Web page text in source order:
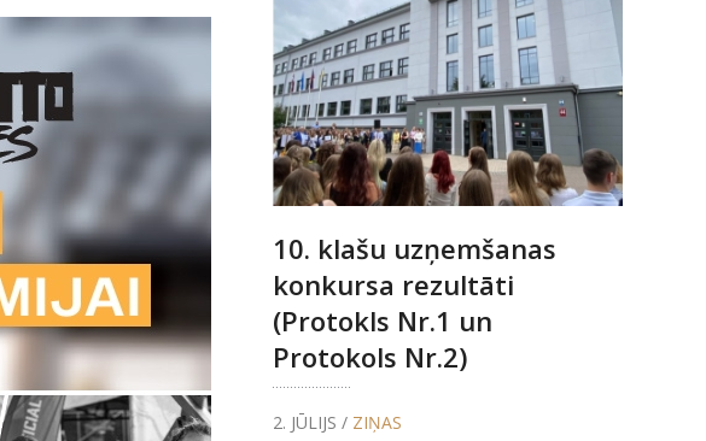
10. klašu uzņemšanas
konkursa rezultāti
(Protokls Nr.1 un
Protokols Nr.2)
2. JŪLIJS / ZIŅAS